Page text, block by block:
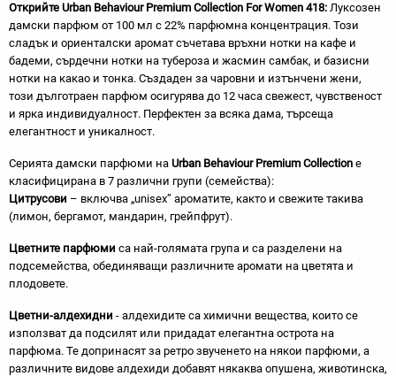
Открийте Urban Behaviour Premium Collection For Women 418: Луксозен
дамски парфюм от 100 мл с 22% парфюмна концентрация. Този
сладък и ориенталски аромат съчетава връхни нотки на кафе и
бадеми, сърдечни нотки на тубероза и жасмин самбак, и базисни
нотки на какао и тонка. Създаден за чаровни и изтънчени жени,
този дълготраен парфюм осигурява до 12 часа свежест, чувственост
и ярка индивидуалност. Перфектен за всяка дама, търсеща
елегантност и уникалност.
Серията дамски парфюми на Urban Behaviour Premium Collection е
класифицирана в 7 различни групи (семейства):
Цитрусови – включва „unisex” ароматите, както и свежите такива
(лимон, бергамот, мандарин, грейпфрут).
Цветните парфюми са най-голямата група и са разделени на
подсемейства, обединяващи различните аромати на цветята и
плодовете.
Цветни-алдехидни - алдехидите са химични вещества, които се
използват да подсилят или придадат елегантна острота на
парфюма. Те допринасят за ретро звученето на някои парфюми, а
различните видове алдехиди добавят някаква опушена, животинска,